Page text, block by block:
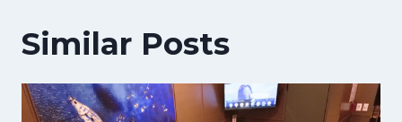
Similar Posts